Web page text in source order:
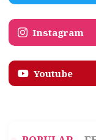
Instagram
Youtube